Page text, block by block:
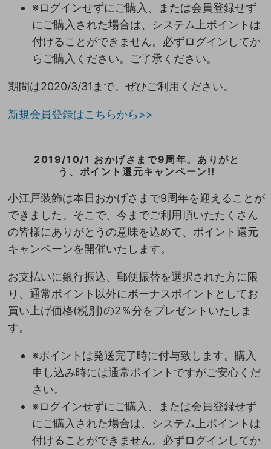
※ログインせずにご購入、または会員登録せず
にご購入された場合は、システム上ポイントは
付けることができません。必ずログインしてか
らご購入ください。ご了承ください。
期間は2020/3/31まで。ぜひご利用ください。
新規会員登録はこちらから>>
2019/10/1 おかげさまで9周年。ありがと
う、ポイント還元キャンペーン!!
小江戸装飾は本日おかげさまで9周年を迎えることが
できました。そこで、今までご利用頂いたたくさん
の皆様にありがとうの意味を込めて、ポイント還元
キャンペーンを開催いたします。
お支払いに銀行振込、郵便振替を選択された方に限
り、通常ポイント以外にボーナスポイントとしてお
買い上げ価格(税別)の2％分をプレゼントいたしま
す。
※ポイントは発送完了時に付与致します。購入
申し込み時には通常ポイントですがご安心くだ
さい。
※ログインせずにご購入、または会員登録せず
にご購入された場合は、システム上ポイントは
付けることができません。必ずログインしてか